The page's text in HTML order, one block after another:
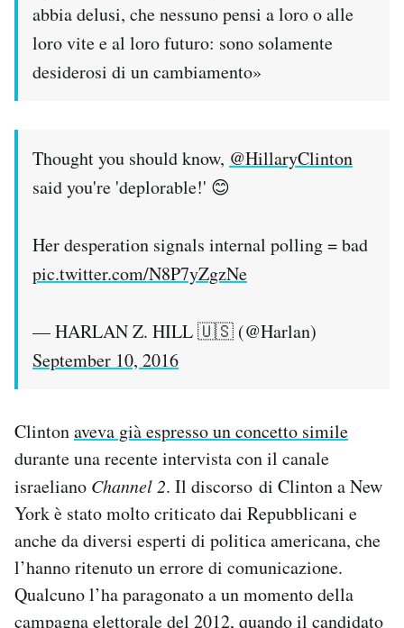
abbia delusi, che nessuno pensi a loro o alle
loro vite e al loro futuro: sono solamente
desiderosi di un cambiamento»
Thought you should know, @HillaryClinton
said you're 'deplorable!' 😊
Her desperation signals internal polling = bad
pic.twitter.com/N8P7yZgzNe
— HARLAN Z. HILL 🇺🇸 (@Harlan)
September 10, 2016
Clintonaveva già espresso un concetto simile
durante una recente intervista con il canale
israeliano Channel 2. Il discorso di Clinton a New
York è stato molto criticato dai Repubblicani e
anche da diversi esperti di politica americana, che
l’hanno ritenuto un errore di comunicazione.
Qualcuno l’ha paragonato a un momento della
campagna elettorale del 2012, quando il candidato